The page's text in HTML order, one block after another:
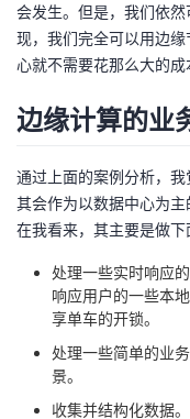
会发生。但是，我们依
现，我们完全可以用边
心就不需要花那么大的成
边缘计算的业
通过上面的案例分析，我
其会作为以数据中心为
在我看来，其主要是做下
处理一些实时响应
响应用户的一些本
享单车的开锁。
处理一些简单的业
景。
收集并结构化数据